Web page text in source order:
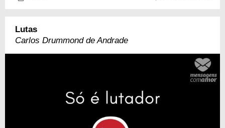
Lutas
Carlos Drummond de Andrade